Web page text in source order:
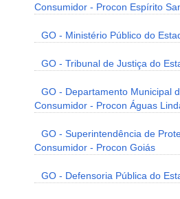
Consumidor - Procon Espírito
GO - Ministério Público do
GO - Tribunal de Justiça do
GO - Departamento Municipal
Consumidor - Procon Águas
GO - Superintendência de
Consumidor - Procon Goiás
GO - Defensoria Pública do